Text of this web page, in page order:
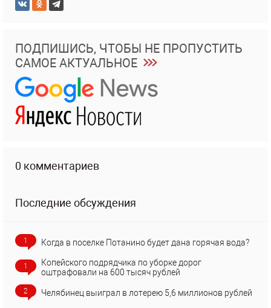
ПОДПИШИСЬ, ЧТОБЫ НЕ ПРОПУСТИТЬ
САМОЕ АКТУАЛЬНОЕ
0 комментариев
Последние обсуждения
1 Когда в поселке Потанино будет дана горячая вода?
1
Копейского подрядчика по уборке дорог
оштрафовали на 600 тысяч рублей
2 Челябинец выиграл в лотерею 5,6 миллионов рублей